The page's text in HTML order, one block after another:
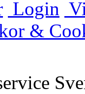
Login
&